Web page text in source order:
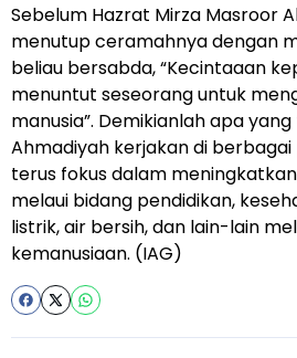
Sebelum Hazrat Mirza Masroor
menutup ceramahnya dengan
beliau bersabda, “Kecintaaan
menuntut seseorang untuk
manusia”. Demikianlah apa
Ahmadiyah kerjakan di
terus fokus dalam
melaui bidang pendidikan,
listrik, air bersih, dan lain-lain
kemanusiaan. (IAG)